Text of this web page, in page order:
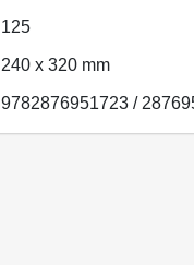
125
240 x 320 mm
9782876951723 /